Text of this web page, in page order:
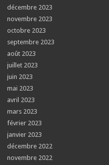
décembre 2023
novembre 2023
octobre 2023
septembre 2023
août 2023
juillet 2023
juin 2023
mai 2023
avril 2023
mars 2023
février 2023
janvier 2023
décembre 2022
novembre 2022